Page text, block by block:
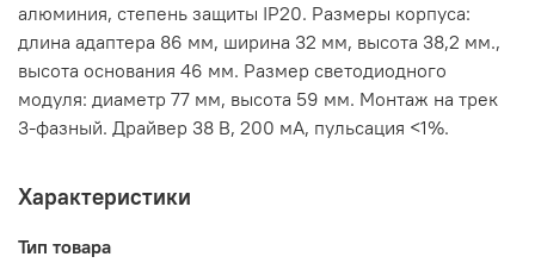
алюминия, степень защиты IP20. Размеры корпуса:
длина адаптера 86 мм, ширина 32 мм, высота 38,2 мм.,
высота основания 46 мм. Размер светодиодного
модуля: диаметр 77 мм, высота 59 мм. Монтаж на трек
3-фазный. Драйвер 38 В, 200 мА, пульсация <1%.
Характеристики
Тип товара